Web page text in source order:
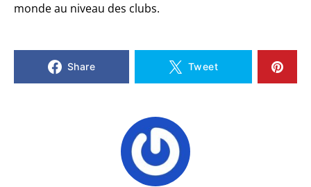
monde au niveau des clubs.
Share Tweet